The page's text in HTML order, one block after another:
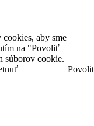
aby sme
na "Povoliť
súborov cookie.